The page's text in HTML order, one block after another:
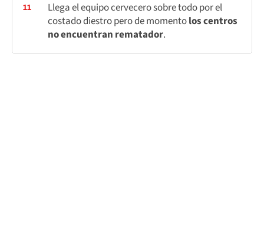
11
Llega el equipo cervecero sobre todo por el
costado diestro pero de momentolos centros
no encuentran rematador.